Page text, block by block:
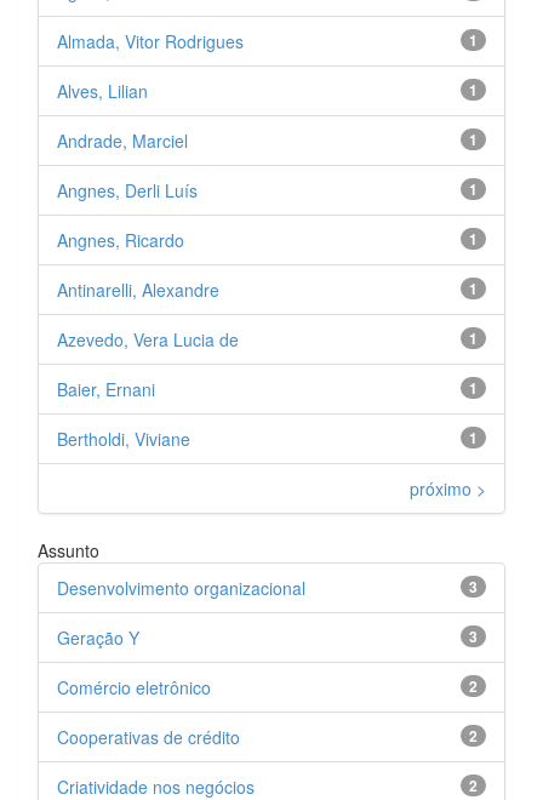
1
Almada, Vitor Rodrigues
1
Alves, Lilian
1
Andrade, Marciel
1
Angnes, Derli Luís
1
Angnes, Ricardo
1
Antinarelli, Alexandre
1
Azevedo, Vera Lucia de
1
Baier, Ernani
1
Bertholdi, Viviane
próximo >
Assunto
3
Desenvolvimento organizacional
3
Geração Y
2
Comércio eletrônico
2
Cooperativas de crédito
2
Criatividade nos negócios